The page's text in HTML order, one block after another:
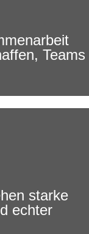
Teams
starke
echter